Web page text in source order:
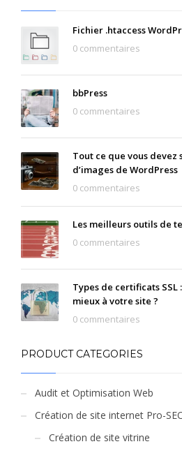
Fichier .htaccess
0 commentaires
bbPress
0 commentaires
Tout ce que vous devez
d’images de WordPress
0 commentaires
Les meilleurs outils de
0 commentaires
Types de certificats
mieux à votre site ?
0 commentaires
PRODUCT CATEGORIES
Audit et Optimisation Web
Création de site internet Pro-
Création de site vitrine